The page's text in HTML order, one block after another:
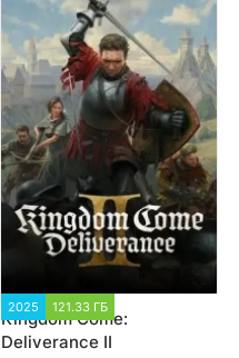
2025 121.33 ГБ
Kingdom Come:
Deliverance II